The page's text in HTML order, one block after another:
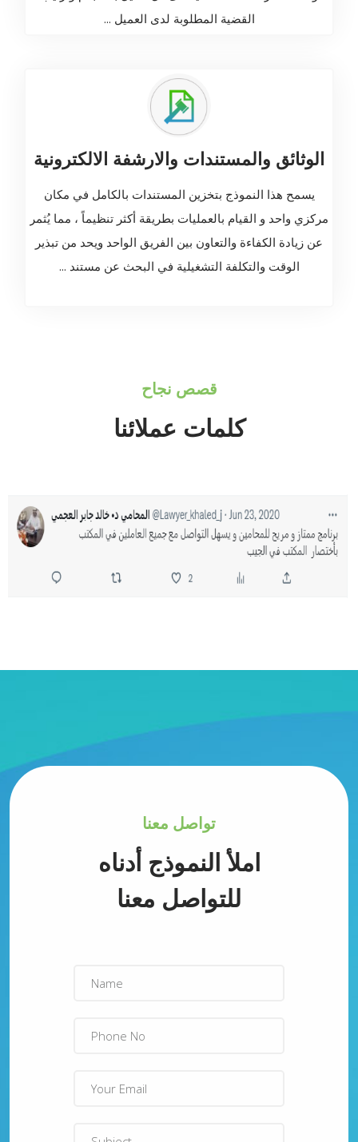
القضية المطلوبة لدى العميل ...
الوثائق والمستندات والارشفة الالكترونية
يسمح هذا النموذج بتخزين المستندات بالكامل في مكان
مركزي واحد و القيام بالعمليات بطريقة أكثر تنظيماً ، مما يُثمر
عن زيادة الكفاءة والتعاون بين الفريق الواحد ويحد من تبذير
الوقت والتكلفة التشغيلية في البحث عن مستند ...
قصص نجاح
كلمات عملائنا
تواصل معنا
املأ النموذج أدناه
للتواصل معنا